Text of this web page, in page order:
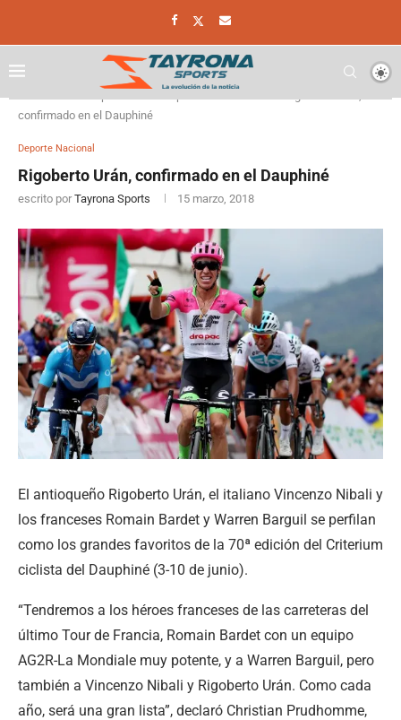
confirmado en el Dauphiné
Deporte Nacional
Rigoberto Urán, confirmado en el Dauphiné
escrito por Tayrona Sports 15 marzo, 2018
El antioqueño Rigoberto Urán, el italiano Vincenzo Nibali y
los franceses Romain Bardet y Warren Barguil se perfilan
como los grandes favoritos de la 70ª edición del Criterium
ciclista del Dauphiné (3-10 de junio).
“Tendremos a los héroes franceses de las carreteras del
último Tour de Francia, Romain Bardet con un equipo
AG2R-La Mondiale muy potente, y a Warren Barguil, pero
también a Vincenzo Nibali y Rigoberto Urán. Como cada
año, será una gran lista”, declaró Christian Prudhomme,